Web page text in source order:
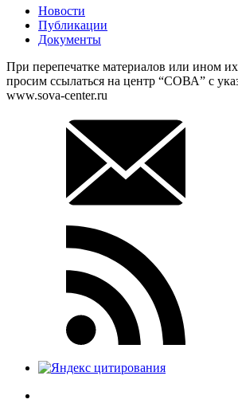
Новости
Публикации
Документы
При перепечатке материалов или ином
просим ссылаться на центр “СОВА” с
www.sova-center.ru